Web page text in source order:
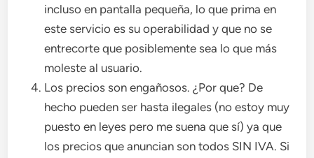
incluso en pantalla pequeña, lo que prima en
este servicio es su operabilidad y que no se
entrecorte que posiblemente sea lo que más
moleste al usuario.
Los precios son engañosos. ¿Por que? De
hecho pueden ser hasta ilegales (no estoy muy
puesto en leyes pero me suena que sí) ya que
los precios que anuncian son todos SIN IVA. Si